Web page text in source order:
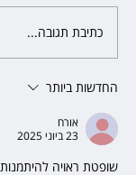
השכנה מרמת
על החניה -
כתיבת תגובה...
החדשות ביותר
אורח
23 ביוני 2025
שופטת ראויה